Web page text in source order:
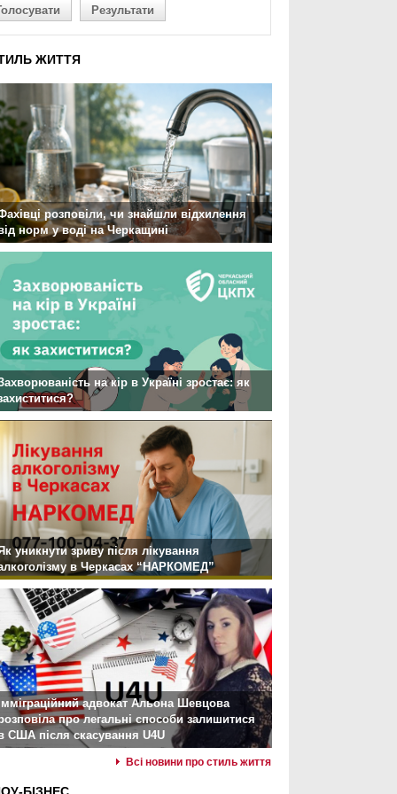
Результати
ЖИТТЯ
розповіли, чи знайшли відхилення
норм у воді на Черкащині
на кір в Україні зростає: як
уникнути зриву після лікування
в Черкасах “НАРКОМЕД”
адвокат Альона Шевцова
про легальні способи залишитися
США після скасування U4U
Всі новини про стиль життя